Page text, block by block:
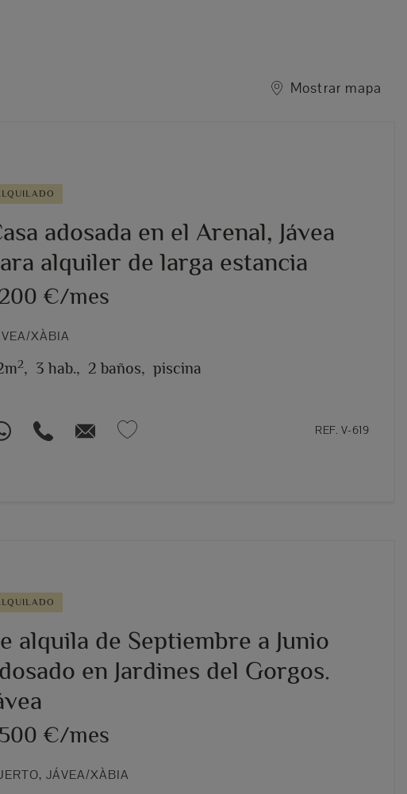
Mostrar mapa
adosada en el Arenal, Jávea
alquiler de larga estancia
€/mes
XÀBIA
2, 3 hab., 2 baños, piscina
REF. V-619
alquila de Septiembre a Junio
en Jardines del Gorgos.
€/mes
JÁVEA/XÀBIA